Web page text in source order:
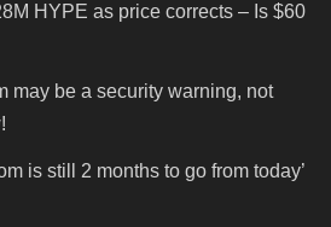
HYPE as price corrects – Is $60
may be a security warning, not
is still 2 months to go from today’